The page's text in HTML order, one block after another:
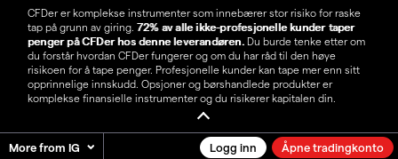
CFDer er komplekse instrumenter som innebærer stor risiko for raske
tap på grunn av giring. 72% av alle ikke-profesjonelle kunder taper
penger på CFDer hos denne leverandøren.Du burde tenke etter om
du forstår hvordan CFDer fungerer og om du har råd til den høye
risikoen for å tape penger. Profesjonelle kunder kan tape mer enn sitt
opprinnelige innskudd. Opsjoner og børshandlede produkter er
komplekse finansielle instrumenter og du risikerer kapitalen din.
More from IG Logg inn Åpne tradingkonto